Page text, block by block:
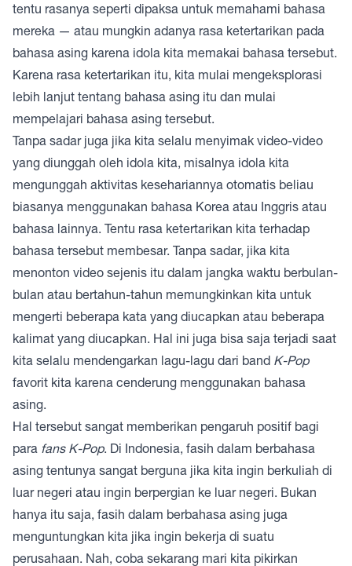
tentu rasanya seperti dipaksa untuk memahami bahasa
mereka — atau mungkin adanya rasa ketertarikan pada
bahasa asing karena idola kita memakai bahasa tersebut.
Karena rasa ketertarikan itu, kita mulai mengeksplorasi
lebih lanjut tentang bahasa asing itu dan mulai
mempelajari bahasa asing tersebut.
Tanpa sadar juga jika kita selalu menyimak video-video
yang diunggah oleh idola kita, misalnya idola kita
mengunggah aktivitas kesehariannya otomatis beliau
biasanya menggunakan bahasa Korea atau Inggris atau
bahasa lainnya. Tentu rasa ketertarikan kita terhadap
bahasa tersebut membesar. Tanpa sadar, jika kita
menonton video sejenis itu dalam jangka waktu berbulan-
bulan atau bertahun-tahun memungkinkan kita untuk
mengerti beberapa kata yang diucapkan atau beberapa
kalimat yang diucapkan. Hal ini juga bisa saja terjadi saat
kita selalu mendengarkan lagu-lagu dari band K-Pop
favorit kita karena cenderung menggunakan bahasa
asing.
Hal tersebut sangat memberikan pengaruh positif bagi
para fans K-Pop. Di Indonesia, fasih dalam berbahasa
asing tentunya sangat berguna jika kita ingin berkuliah di
luar negeri atau ingin berpergian ke luar negeri. Bukan
hanya itu saja, fasih dalam berbahasa asing juga
menguntungkan kita jika ingin bekerja di suatu
perusahaan. Nah, coba sekarang mari kita pikirkan